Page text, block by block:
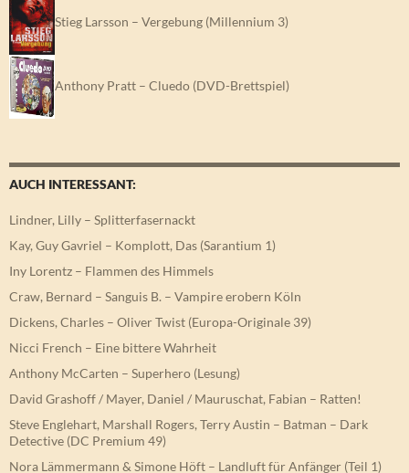
Stieg Larsson – Vergebung (Millennium 3)
Anthony Pratt – Cluedo (DVD-Brettspiel)
AUCH INTERESSANT:
Lindner, Lilly – Splitterfasernackt
Kay, Guy Gavriel – Komplott, Das (Sarantium 1)
Iny Lorentz – Flammen des Himmels
Craw, Bernard – Sanguis B. – Vampire erobern Köln
Dickens, Charles – Oliver Twist (Europa-Originale 39)
Nicci French – Eine bittere Wahrheit
Anthony McCarten – Superhero (Lesung)
David Grashoff / Mayer, Daniel / Mauruschat, Fabian – Ratten!
Steve Englehart, Marshall Rogers, Terry Austin – Batman – Dark
Detective (DC Premium 49)
Nora Lämmermann & Simone Höft – Landluft für Anfänger (Teil 1)